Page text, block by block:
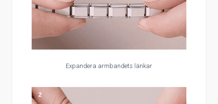
Expandera armbandets länkar
2